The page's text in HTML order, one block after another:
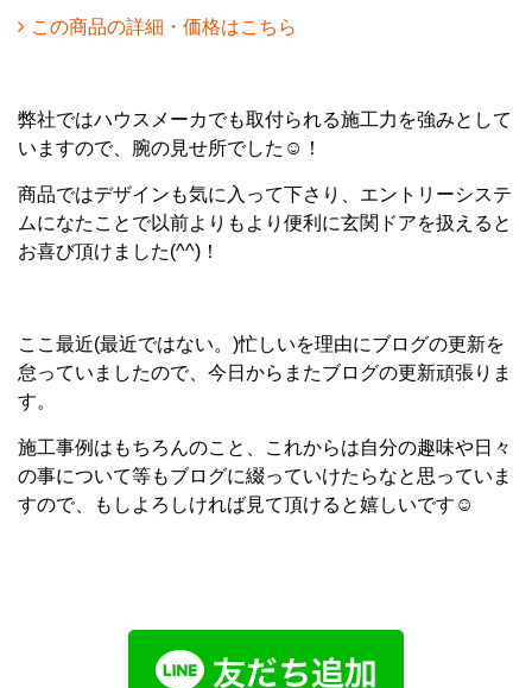
この商品の詳細・価格はこちら
弊社ではハウスメーカでも取付られる施工力を強みとして
いますので、腕の見せ所でした☺！
商品ではデザインも気に入って下さり、エントリーシステ
ムになたことで以前よりもより便利に玄関ドアを扱えると
お喜び頂けました(^^)！
ここ最近(最近ではない。)忙しいを理由にブログの更新を
怠っていましたので、今日からまたブログの更新頑張りま
す。
施工事例はもちろんのこと、これからは自分の趣味や日々
の事について等もブログに綴っていけたらなと思っていま
すので、もしよろしければ見て頂けると嬉しいです☺